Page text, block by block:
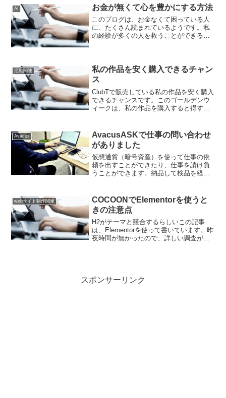
伝えたいと思い、ご紹介しています。ク
レジットカードのキャッシ...
AI お金が無くて心を豊かにする方法
このブログは、お金なくて困っている人
に、たくさん読まれているようです。私
の経験が多くの人を救うことができるよ
に感謝しているからです。...
活動関連
私の作品を安く購入できるチャン
ス
ClubTで販売している私の作品を安く購入
できるチャンスです。このゴールデンウ
ィークは、私の作品を購入すると得する
で全商品が300円引き！
==============...
Avacus
AvacusASKで仕事の問い合わせ
がありました
仮想通貨（暗号資産）を使って仕事の依
頼を出すことができたり、仕事を請け負
うことができます。納品して検品を経
受けることに慣れていないので、戸惑い
ながらやりとりして...
webサイト制作関連
COCOONでElementorを使うと
きの注意点
H2がテーマと競合するらしいこの記事
は、Elementorを使って書いています。昨
夜時間が無かったので、詳しい調査がで
スポンサーリンク